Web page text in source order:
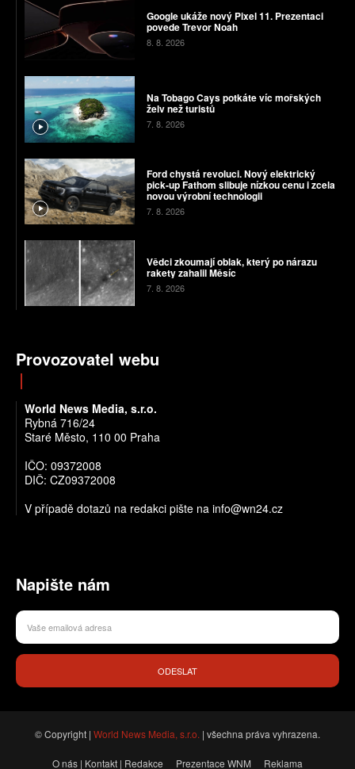
Google ukáže nový Pixel 11. Prezentaci
povede Trevor Noah
8. 8. 2026
Na Tobago Cays potkáte víc mořských
želv než turistů
7. 8. 2026
Ford chystá revoluci. Nový elektrický
pick-up Fathom slibuje nízkou cenu i zcela
novou výrobní technologii
7. 8. 2026
Vědci zkoumají oblak, který po nárazu
rakety zahalil Měsíc
7. 8. 2026
Provozovatel webu
World News Media, s.r.o.
Rybná 716/24
Staré Město, 110 00 Praha
IČO: 09372008
DIČ: CZ09372008
V případě dotazů na redakci pište na info@wn24.cz
Napište nám
ODESLAT
© Copyright | World News Media, s.r.o. | všechna práva vyhrazena.
O nás | Kontakt | Redakce Prezentace WNM Reklama